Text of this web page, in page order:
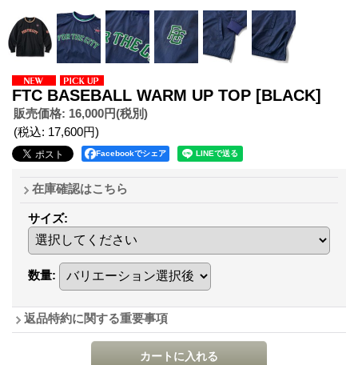
FTC BASEBALL WARM UP TOP [BLACK]
販売価格: 16,000円(税別)
(税込: 17,600円)
Facebookでシェア
在庫確認はこちら
サイズ:
数量:
返品特約に関する重要事項